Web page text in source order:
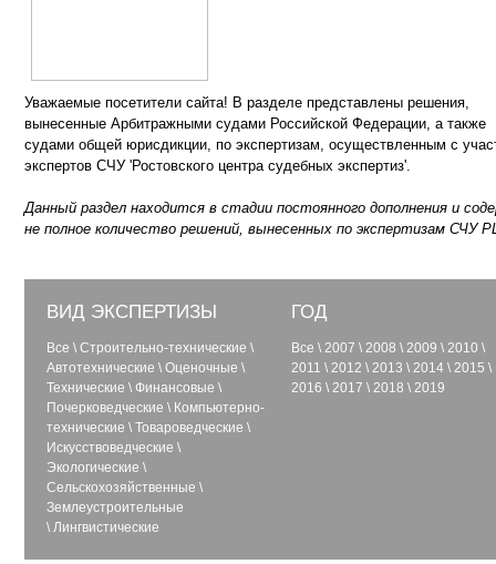
Уважаемые посетители сайта! В разделе представлены решения,
вынесенные Арбитражными судами Российской Федерации, а также
судами общей юрисдикции, по экспертизам, осуществленным с
экспертов СЧУ 'Ростовского центра судебных экспертиз'.
Данный раздел находится в стадии постоянного дополнения и
не полное количество решений, вынесенных по экспертизам СЧУ
ВИД ЭКСПЕРТИЗЫ
Все \ Строительно-технические \
Автотехнические \ Оценочные \
Технические \ Финансовые \
Почерковедческие \ Компьютерно-
технические \ Товароведческие \
Искусствоведческие \
Экологические \
Сельскохозяйственные \
Землеустроительные
\ Лингвистические
ГОД
Все \ 2007 \ 2008 \ 2009 \ 2010 \
2011 \ 2012 \ 2013 \ 2014 \ 2015 \
2016 \ 2017 \ 2018 \ 2019